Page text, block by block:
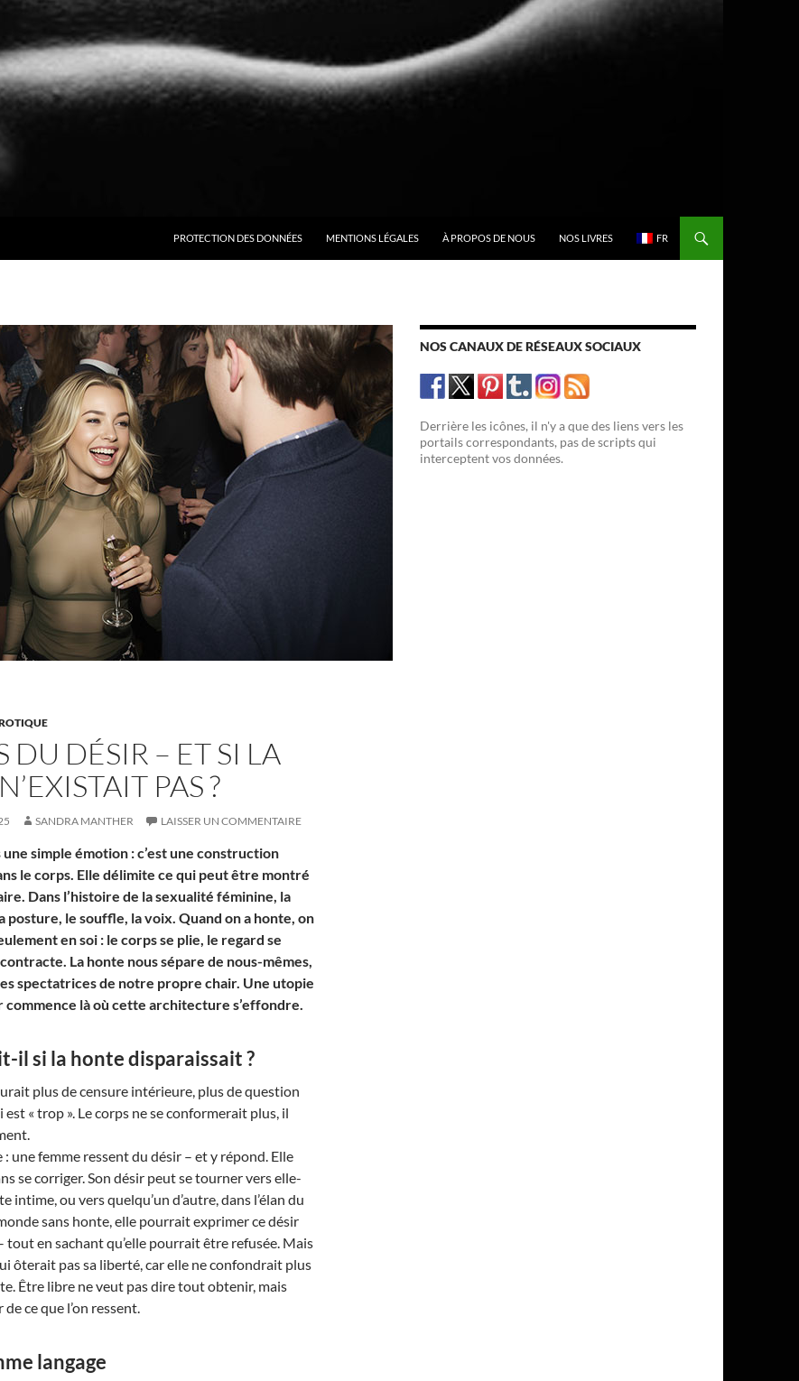
PROTECTION DES DONNÉES
MENTIONS LÉGALES À PROPOS DE NOUS NOS LIVRES FR
DU DÉSIR – ET SI LA
PAS ?
SANDRA MANTHER LAISSER UN COMMENTAIRE
une simple émotion : c’est une construction
le corps. Elle délimite ce qui peut être montré
Dans l’histoire de la sexualité féminine, la
posture, le souffle, la voix. Quand on a honte, on
en soi : le corps se plie, le regard se
contracte. La honte nous sépare de nous-mêmes,
spectatrices de notre propre chair. Une utopie
commence là où cette architecture s’effondre.
il si la honte disparaissait ?
plus de censure intérieure, plus de question
« trop ». Le corps ne se conformerait plus, il
: une femme ressent du désir – et y répond. Elle
se corriger. Son désir peut se tourner vers elle-
intime, ou vers quelqu’un d’autre, dans l’élan du
sans honte, elle pourrait exprimer ce désir
tout en sachant qu’elle pourrait être refusée. Mais
ôterait pas sa liberté, car elle ne confondrait plus
Être libre ne veut pas dire tout obtenir, mais
de ce que l’on ressent.
langage
NOS CANAUX DE RÉSEAUX SOCIAUX
Derrière les icônes, il n'y a que des liens vers les
portails correspondants, pas de scripts qui
interceptent vos données.